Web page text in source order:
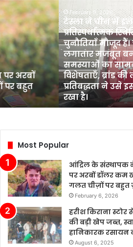
अरबों
बहुत
टेस्ला
चीन
में
इलेक्ट्रिक
वाहन
(EV)
प्रतिस्पर्धात्मक
स्थिति
हालांकि
उद्योग
में
कई
चुनौतियाँ
हैं।
चीन
के
बढ़ते
February 6, 2026
टेस्ला ने चीन में
प्रतिस्पर्धात्मक
चुनौतियाँ मौजूद हैं।
लगातार मजबूत बनी
समस्याओं का सामना
विशेषताएँ, ब्रांड की
प्रतिबद्धता ने उसे इस
रखा है।
Most Popular
आंद्रिल के संस्थापक
पर अरबों डॉलर कम
गलत चीज़ों पर बहुत
February 6, 2026
हरीश किराना स्टोर
की बड़ी खेप जब्त,
हानिकारक रसायन
August 6, 2025